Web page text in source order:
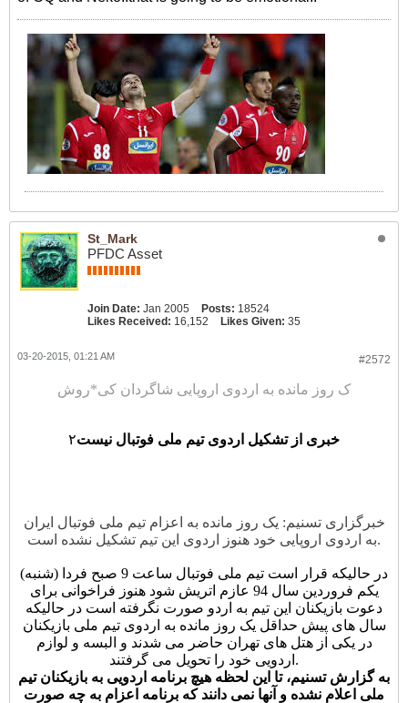
St_Mark
PFDC Asset
Join Date: Jan 2005 Posts: 18524
Likes Received: 16,152 Likes Given: 35
#2572
03-20-2015, 01:21 AM
ک روز مانده به اردوی اروپایی شاگردان کی*روش
۲خبری از تشکیل اردوی تیم ملی فوتبال نیست
خبرگزاری تسنیم: یک روز مانده به اعزام تیم ملی فوتبال ایران
به اردوی اروپایی خود هنوز اردوی این تیم تشکیل نشده است.
در حالیکه قرار است تیم ملی فوتبال ساعت 9 صبح فردا (شنبه)
یکم فروردین سال 94 عازم اتریش شود هنوز فراخوانی برای
دعوت بازیکنان این تیم به اردو صورت نگرفته است در حالیکه
سال های پیش حداقل یک روز مانده به اردوی تیم ملی بازیکنان
در یکی از هتل های تهران حاضر می شدند و البسه و لوازم
اردویی خود را تحویل می گرفتند.
به گزارش تسنیم، تا این لحظه هیچ برنامه اردویی به بازیکنان تیم
ملی اعلام نشده و آنها نمی دانند که برنامه اعزام به چه صورت